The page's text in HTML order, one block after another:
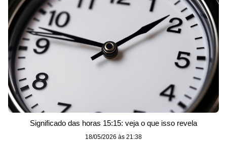
Significado das horas 15:15: veja o que isso revela
18/05/2026 às 21:38